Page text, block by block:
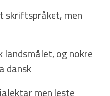
skriftspråket, men
landsmålet, og nokre
dansk
men leste